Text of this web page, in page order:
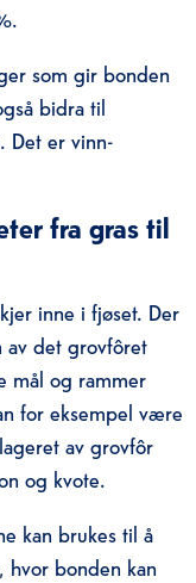
som gir bonden
bidra til
Det er vinn-
fra gras til
inne i fjøset. Der
av det grovfôret
mål og rammer
for eksempel være
av grovfôr
og kvote.
kan brukes til å
hvor bonden kan